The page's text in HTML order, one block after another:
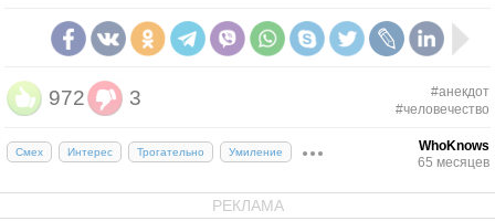
972 3
#анекдот
#человечество
Смех Интерес Трогательно Умиление
WhoKnows
65 месяцев
РЕКЛАМА